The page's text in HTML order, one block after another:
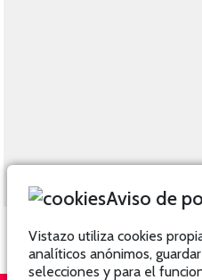
Aviso de
Vistazo utiliza cookies
analíticos anónimos,
selecciones y para el